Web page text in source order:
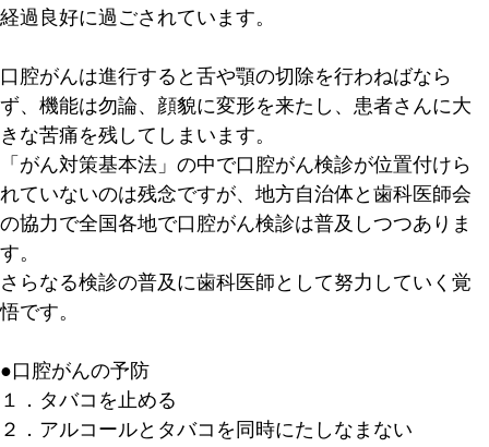
経過良好に過ごされています。
口腔がんは進行すると舌や顎の切除を行わねばなら
ず、機能は勿論、顔貌に変形を来たし、患者さんに大
きな苦痛を残してしまいます。
「がん対策基本法」の中で口腔がん検診が位置付けら
れていないのは残念ですが、地方自治体と歯科医師会
の協力で全国各地で口腔がん検診は普及しつつありま
す。
さらなる検診の普及に歯科医師として努力していく覚
悟です。
●口腔がんの予防
１．タバコを止める
２．アルコールとタバコを同時にたしなまない